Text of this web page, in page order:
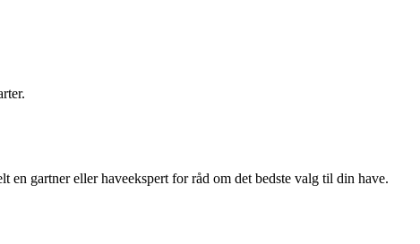
gartner eller haveekspert for råd om det bedste valg til din have.